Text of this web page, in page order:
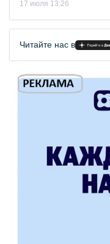
17 июля 13:26
Читайте нас в